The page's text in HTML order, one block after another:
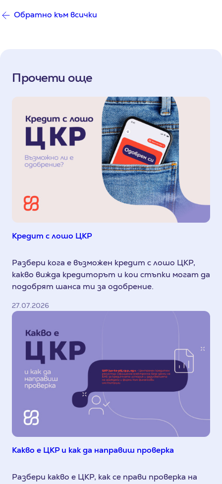
Обратно към всички
Прочети още
Кредит с лошо ЦКР
Разбери кога е възможен кредит с лошо ЦКР,
какво вижда кредиторът и кои стъпки могат да
подобрят шанса ти за одобрение.
27.07.2026
Какво е ЦКР и как да направиш проверка
Разбери какво е ЦКР, как се прави проверка на